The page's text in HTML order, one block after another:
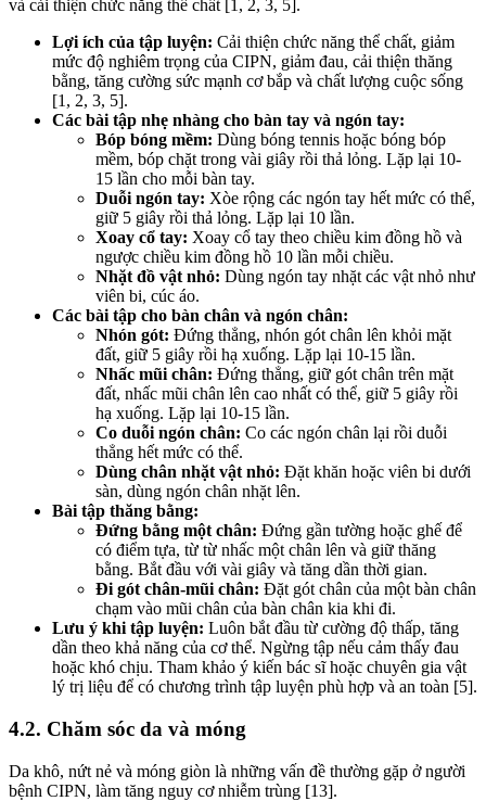
và cải thiện chức năng thể chất [1, 2, 3, 5].
Lợi ích của tập luyện: Cải thiện chức năng thể chất, giảm
mức độ nghiêm trọng của CIPN, giảm đau, cải thiện thăng
bằng, tăng cường sức mạnh cơ bắp và chất lượng cuộc sống
[1, 2, 3, 5].
Các bài tập nhẹ nhàng cho bàn tay và ngón tay:
Bóp bóng mềm: Dùng bóng tennis hoặc bóng bóp
mềm, bóp chặt trong vài giây rồi thả lỏng. Lặp lại 10-
15 lần cho mỗi bàn tay.
Duỗi ngón tay: Xòe rộng các ngón tay hết mức có thể,
giữ 5 giây rồi thả lỏng. Lặp lại 10 lần.
Xoay cổ tay: Xoay cổ tay theo chiều kim đồng hồ và
ngược chiều kim đồng hồ 10 lần mỗi chiều.
Nhặt đồ vật nhỏ: Dùng ngón tay nhặt các vật nhỏ như
viên bi, cúc áo.
Các bài tập cho bàn chân và ngón chân:
Nhón gót: Đứng thẳng, nhón gót chân lên khỏi mặt
đất, giữ 5 giây rồi hạ xuống. Lặp lại 10-15 lần.
Nhấc mũi chân: Đứng thẳng, giữ gót chân trên mặt
đất, nhấc mũi chân lên cao nhất có thể, giữ 5 giây rồi
hạ xuống. Lặp lại 10-15 lần.
Co duỗi ngón chân: Co các ngón chân lại rồi duỗi
thẳng hết mức có thể.
Dùng chân nhặt vật nhỏ: Đặt khăn hoặc viên bi dưới
sàn, dùng ngón chân nhặt lên.
Bài tập thăng bằng:
Đứng bằng một chân: Đứng gần tường hoặc ghế để
có điểm tựa, từ từ nhấc một chân lên và giữ thăng
bằng. Bắt đầu với vài giây và tăng dần thời gian.
Đi gót chân-mũi chân: Đặt gót chân của một bàn chân
chạm vào mũi chân của bàn chân kia khi đi.
Lưu ý khi tập luyện: Luôn bắt đầu từ cường độ thấp, tăng
dần theo khả năng của cơ thể. Ngừng tập nếu cảm thấy đau
hoặc khó chịu. Tham khảo ý kiến bác sĩ hoặc chuyên gia vật
lý trị liệu để có chương trình tập luyện phù hợp và an toàn [5].
4.2. Chăm sóc da và móng
Da khô, nứt nẻ và móng giòn là những vấn đề thường gặp ở người
bệnh CIPN, làm tăng nguy cơ nhiễm trùng [13].